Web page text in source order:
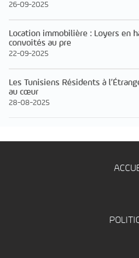
26-09-2025
Location immobilière : Loyers en
convoités au pre
22-09-2025
Les Tunisiens Résidents à
au cœur
28-08-2025